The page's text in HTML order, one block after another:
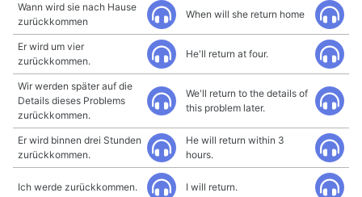
Wann wird sie nach Hause
zurückkommen
When will she return home
Er wird um vier
zurückkommen.
He'll return at four.
Wir werden später auf die
Details dieses Problems
zurückkommen.
We'll return to the details of
this problem later.
Er wird binnen drei Stunden
zurückkommen.
He will return within 3
hours.
Ich werde zurückkommen. I will return.